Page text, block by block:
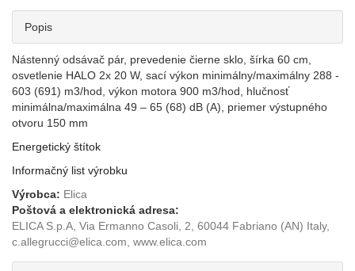
Popis
Nástenný odsávač pár, prevedenie čierne sklo, šírka 60 cm,
osvetlenie HALO 2x 20 W, sací výkon minimálny/maximálny 288 -
603 (691) m3/hod, výkon motora 900 m3/hod, hlučnosť
minimálna/maximálna 49 – 65 (68) dB (A), priemer výstupného
otvoru 150 mm
Energetický štítok
Informačný list výrobku
Výrobca: Elica
Poštová a elektronická adresa:
ELICA S.p.A, Via Ermanno Casoli, 2, 60044 Fabriano (AN) Italy,
c.allegrucci@elica.com, www.elica.com